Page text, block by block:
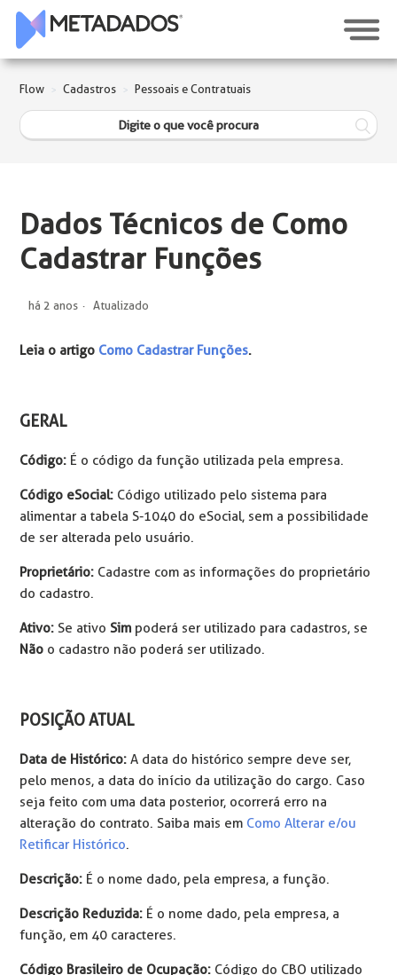
Flow Cadastros Pessoais e Contratuais
Dados Técnicos de Como
Cadastrar Funções
há 2 anos Atualizado
Leia o artigo Como Cadastrar Funções.
GERAL
Código: É o código da função utilizada pela empresa.
Código eSocial: Código utilizado pelo sistema para
alimentar a tabela S-1040 do eSocial, sem a possibilidade
de ser alterada pelo usuário.
Proprietário: Cadastre com as informações do proprietário
do cadastro.
Ativo: Se ativo Sim poderá ser utilizado para cadastros, se
Não o cadastro não poderá ser utilizado.
POSIÇÃO ATUAL
Data de Histórico: A data do histórico sempre deve ser,
pelo menos, a data do início da utilização do cargo. Caso
seja feito com uma data posterior, ocorrerá erro na
alteração do contrato. Saiba mais em Como Alterar e/ou
Retificar Histórico.
Descrição: É o nome dado, pela empresa, a função.
Descrição Reduzida: É o nome dado, pela empresa, a
função, em 40 caracteres.
Código Brasileiro de Ocupação: Código do CBO utilizado